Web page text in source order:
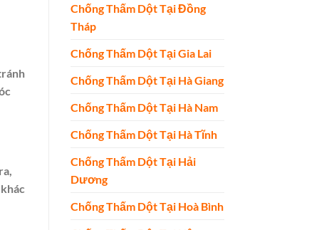
Chống Thấm Dột Tại Đồng
Tháp
Chống Thấm Dột Tại Gia Lai
Chống Thấm Dột Tại Hà Giang
Chống Thấm Dột Tại Hà Nam
Chống Thấm Dột Tại Hà Tĩnh
Chống Thấm Dột Tại Hải
Dương
Chống Thấm Dột Tại Hoà Bình